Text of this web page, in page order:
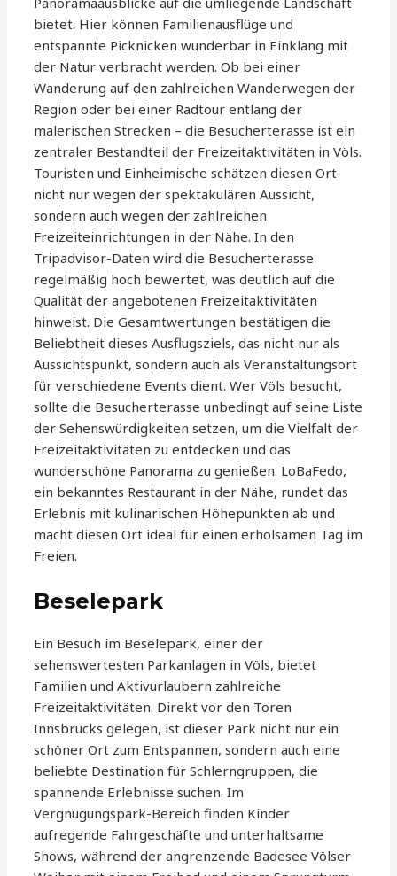
bietet. Hier können Familienausflüge und
entspannte Picknicken wunderbar in Einklang mit
der Natur verbracht werden. Ob bei einer
Wanderung auf den zahlreichen Wanderwegen der
Region oder bei einer Radtour entlang der
malerischen Strecken – die Besucherterasse ist ein
zentraler Bestandteil der Freizeitaktivitäten in Völs.
Touristen und Einheimische schätzen diesen Ort
nicht nur wegen der spektakulären Aussicht,
sondern auch wegen der zahlreichen
Freizeiteinrichtungen in der Nähe. In den
Tripadvisor-Daten wird die Besucherterasse
regelmäßig hoch bewertet, was deutlich auf die
Qualität der angebotenen Freizeitaktivitäten
hinweist. Die Gesamtwertungen bestätigen die
Beliebtheit dieses Ausflugsziels, das nicht nur als
Aussichtspunkt, sondern auch als Veranstaltungsort
für verschiedene Events dient. Wer Völs besucht,
sollte die Besucherterasse unbedingt auf seine Liste
der Sehenswürdigkeiten setzen, um die Vielfalt der
Freizeitaktivitäten zu entdecken und das
wunderschöne Panorama zu genießen. LoBaFedo,
ein bekanntes Restaurant in der Nähe, rundet das
Erlebnis mit kulinarischen Höhepunkten ab und
macht diesen Ort ideal für einen erholsamen Tag im
Freien.
Beselepark
Ein Besuch im Beselepark, einer der
sehenswertesten Parkanlagen in Völs, bietet
Familien und Aktivurlaubern zahlreiche
Freizeitaktivitäten. Direkt vor den Toren
Innsbrucks gelegen, ist dieser Park nicht nur ein
schöner Ort zum Entspannen, sondern auch eine
beliebte Destination für Schlerngruppen, die
spannende Erlebnisse suchen. Im
Vergnügungspark-Bereich finden Kinder
aufregende Fahrgeschäfte und unterhaltsame
Shows, während der angrenzende Badesee Völser